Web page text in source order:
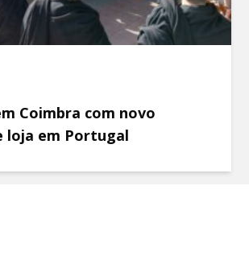
Coimbra com novo
loja em Portugal